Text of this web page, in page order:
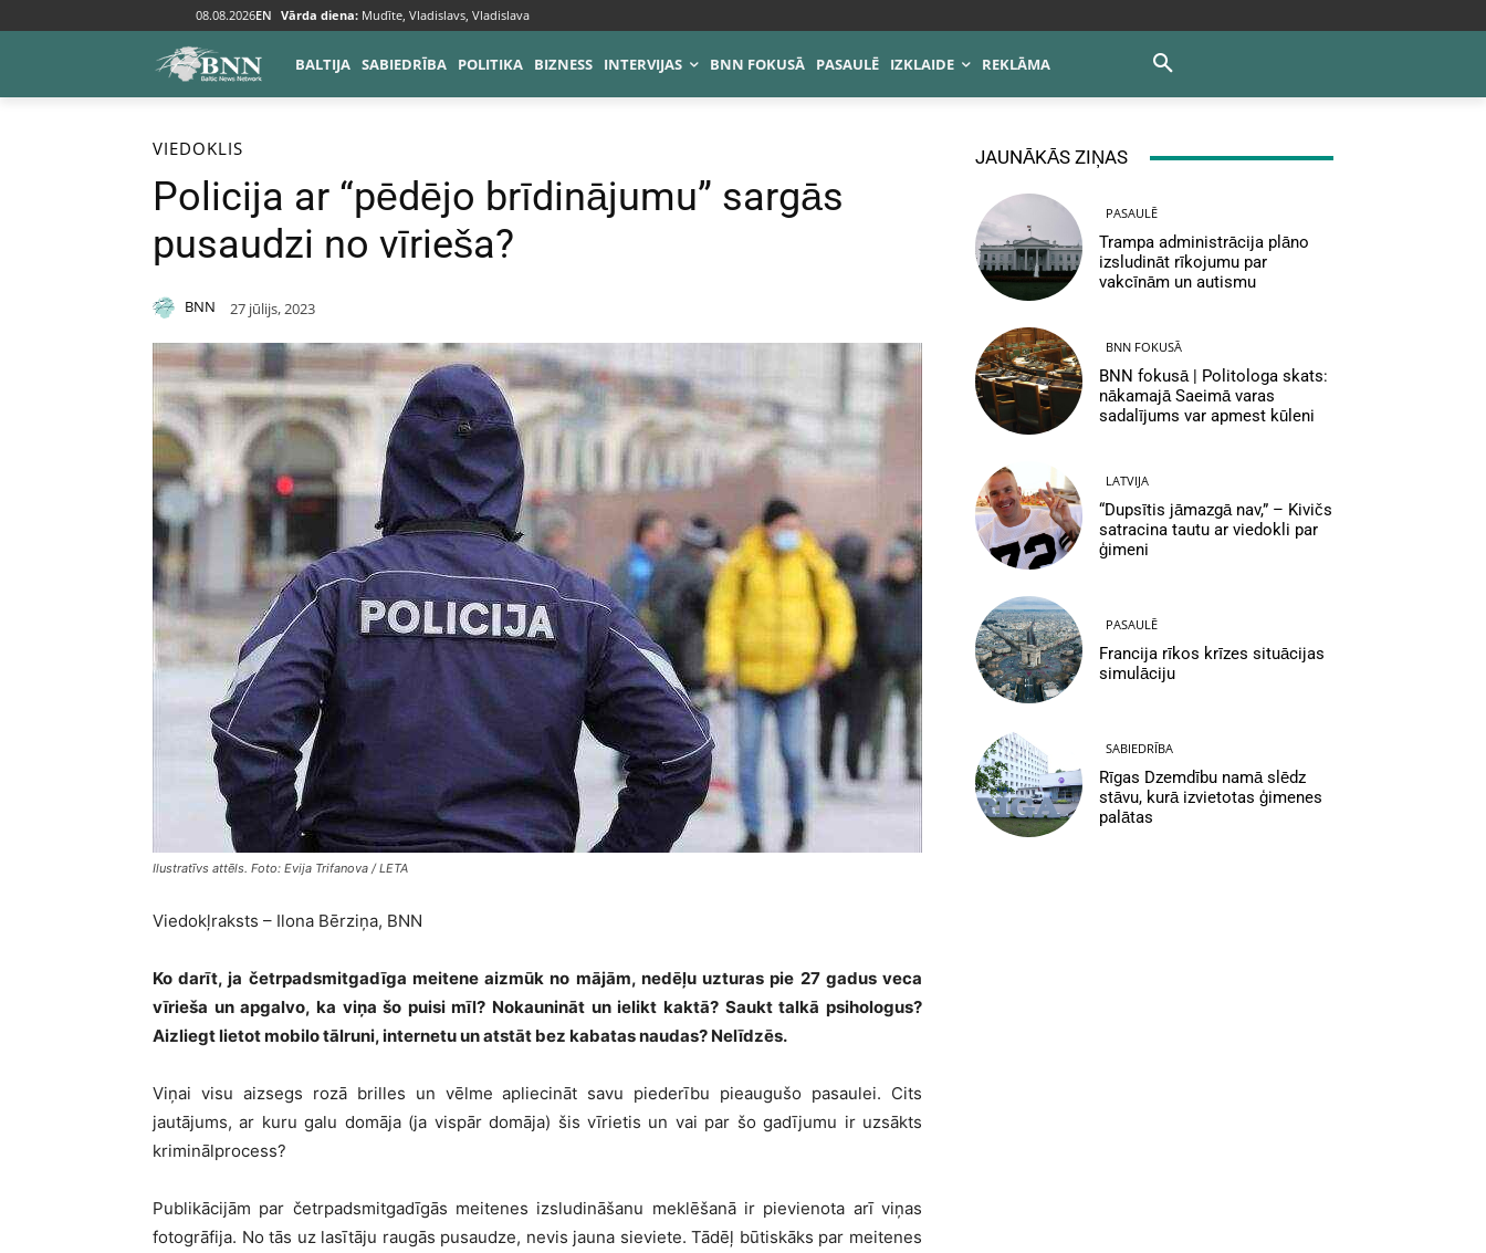
08.08.2026EN Vārda diena: Mudīte, Vladislavs, Vladislava
BALTIJA SABIEDRĪBA POLITIKA BIZNESS INTERVIJAS BNN FOKUSĀ PASAULĒ IZKLAIDE REKLĀMA
Sākums Viedoklis
VIEDOKLIS
Policija ar “pēdējo brīdinājumu” sargās
pusaudzi no vīrieša?
BNN 27 jūlijs, 2023
Ilustratīvs attēls. Foto: Evija Trifanova / LETA
Viedokļraksts – Ilona Bērziņa, BNN
Ko darīt, ja četrpadsmitgadīga meitene aizmūk no mājām, nedēļu uzturas pie 27 gadus veca
vīrieša un apgalvo, ka viņa šo puisi mīl? Nokaunināt un ielikt kaktā? Saukt talkā psihologus?
Aizliegt lietot mobilo tālruni, internetu un atstāt bez kabatas naudas? Nelīdzēs.
Viņai visu aizsegs rozā brilles un vēlme apliecināt savu piederību pieaugušo pasaulei. Cits
jautājums, ar kuru galu domāja (ja vispār domāja) šis vīrietis un vai par šo gadījumu ir uzsākts
kriminālprocess?
Publikācijām par četrpadsmitgadīgās meitenes izsludināšanu meklēšanā ir pievienota arī viņas
fotogrāfija. No tās uz lasītāju raugās pusaudze, nevis jauna sieviete. Tādēļ būtiskāks par meitenes
JAUNĀKĀS ZIŅAS
PASAULĒ
Trampa administrācija plāno
izsludināt rīkojumu par
vakcīnām un autismu
BNN FOKUSĀ
BNN fokusā | Politologa skats:
nākamajā Saeimā varas
sadalījums var apmest kūleni
LATVIJA
“Dupsītis jāmazgā nav,” – Kivičs
satracina tautu ar viedokli par
ģimeni
PASAULĒ
Francija rīkos krīzes situācijas
simulāciju
SABIEDRĪBA
Rīgas Dzemdību namā slēdz
stāvu, kurā izvietotas ģimenes
palātas